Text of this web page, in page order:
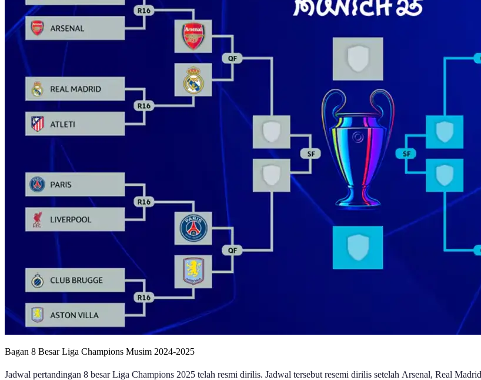
Bagan 8 Besar Liga Champions Musim 2024-2025
Jadwal pertandingan 8 besar Liga Champions 2025 telah resmi dirilis. Jadwal tersebut resemi dirilis setelah Arsenal, Real